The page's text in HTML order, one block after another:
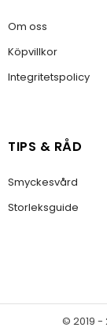
Om oss
Köpvillkor
Integritetspolicy
TIPS & RÅD
Smyckesvård
Storleksguide
© 2019 -